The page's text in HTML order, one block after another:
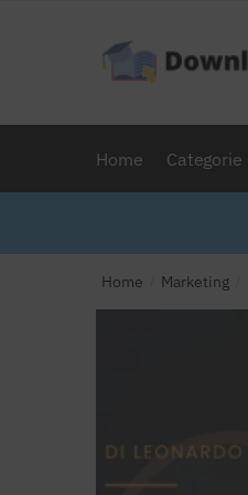
Home Categorie
Home Marketing